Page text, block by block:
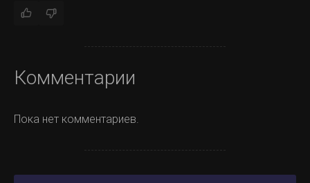
Комментарии
Пока нет комментариев.